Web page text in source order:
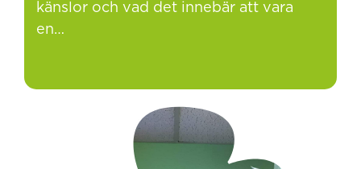
känslor och vad det innebär att vara
en…